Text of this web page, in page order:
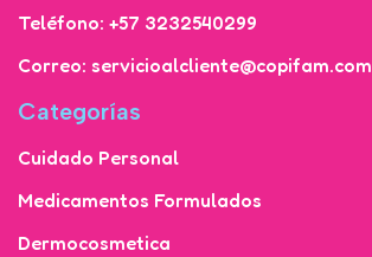
Teléfono: +57 3232540299
Correo: servicioalcliente@copifam.com
Categorías
Cuidado Personal
Medicamentos Formulados
Dermocosmetica